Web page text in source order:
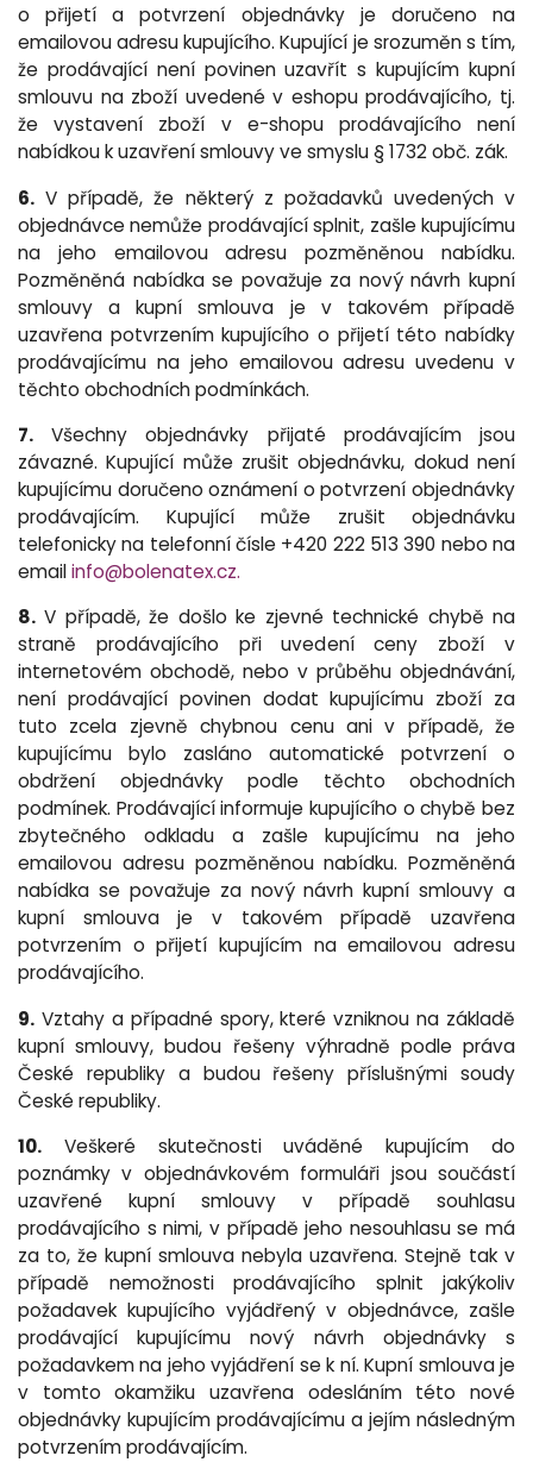
o přijetí a potvrzení objednávky je doručeno na
emailovou adresu kupujícího.Kupující je srozuměn s tím,
že prodávající není povinen uzavřít s kupujícím kupní
smlouvu na zboží uvedené v eshopu prodávajícího, tj.
že vystavení zboží v e-shopu prodávajícího není
nabídkou k uzavření smlouvy ve smyslu § 1732 obč. zák.
6. V případě, že některý z požadavků uvedených v
objednávce nemůže prodávající splnit, zašle kupujícímu
na jeho emailovou adresu pozměněnou nabídku.
Pozměněná nabídka se považuje za nový návrh kupní
smlouvy a kupní smlouva je v takovém případě
uzavřena potvrzením kupujícího o přijetí této nabídky
prodávajícímu na jeho emailovou adresu uvedenu v
těchto obchodních podmínkách.
7. Všechny objednávky přijaté prodávajícím jsou
závazné. Kupující může zrušit objednávku, dokud není
kupujícímu doručeno oznámení o potvrzení objednávky
prodávajícím. Kupující může zrušit objednávku
telefonicky na telefonní čísle +420 222 513 390 nebo na
emailinfo@bolenatex.cz.
8. V případě, že došlo ke zjevné technické chybě na
straně prodávajícího při uvedení ceny zboží v
internetovém obchodě, nebo v průběhu objednávání,
není prodávající povinen dodat kupujícímu zboží za
tuto zcela zjevně chybnou cenu ani v případě, že
kupujícímu bylo zasláno automatické potvrzení o
obdržení objednávky podle těchto obchodních
podmínek. Prodávající informuje kupujícího o chybě bez
zbytečného odkladu a zašle kupujícímu na jeho
emailovou adresu pozměněnou nabídku. Pozměněná
nabídka se považuje za nový návrh kupní smlouvy a
kupní smlouva je v takovém případě uzavřena
potvrzením o přijetí kupujícím na emailovou adresu
prodávajícího.
9. Vztahy a případné spory, které vzniknou na základě
kupní smlouvy, budou řešeny výhradně podle práva
České republiky a budou řešeny příslušnými soudy
České republiky.
10. Veškeré skutečnosti uváděné kupujícím do
poznámky v objednávkovém formuláři jsou součástí
uzavřené kupní smlouvy v případě souhlasu
prodávajícího s nimi, v případě jeho nesouhlasu se má
za to, že kupní smlouva nebyla uzavřena. Stejně tak v
případě nemožnosti prodávajícího splnit jakýkoliv
požadavek kupujícího vyjádřený v objednávce, zašle
prodávající kupujícímu nový návrh objednávky s
požadavkem na jeho vyjádření se k ní. Kupní smlouva je
v tomto okamžiku uzavřena odesláním této nové
objednávky kupujícím prodávajícímu a jejím následným
potvrzením prodávajícím.